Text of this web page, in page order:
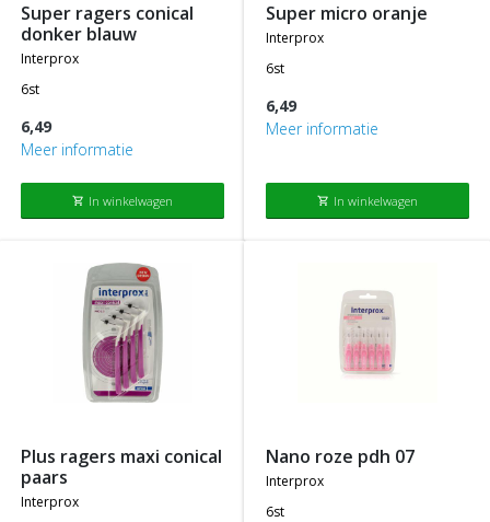
super ragers conical
donker blauw
interprox
6st
6,49
Meer informatie
shopping_cart In winkelwagen
super micro oranje
interprox
6st
6,49
Meer informatie
shopping_cart In winkelwagen
plus ragers maxi conical
paars
interprox
nano roze pdh 07
interprox
6st